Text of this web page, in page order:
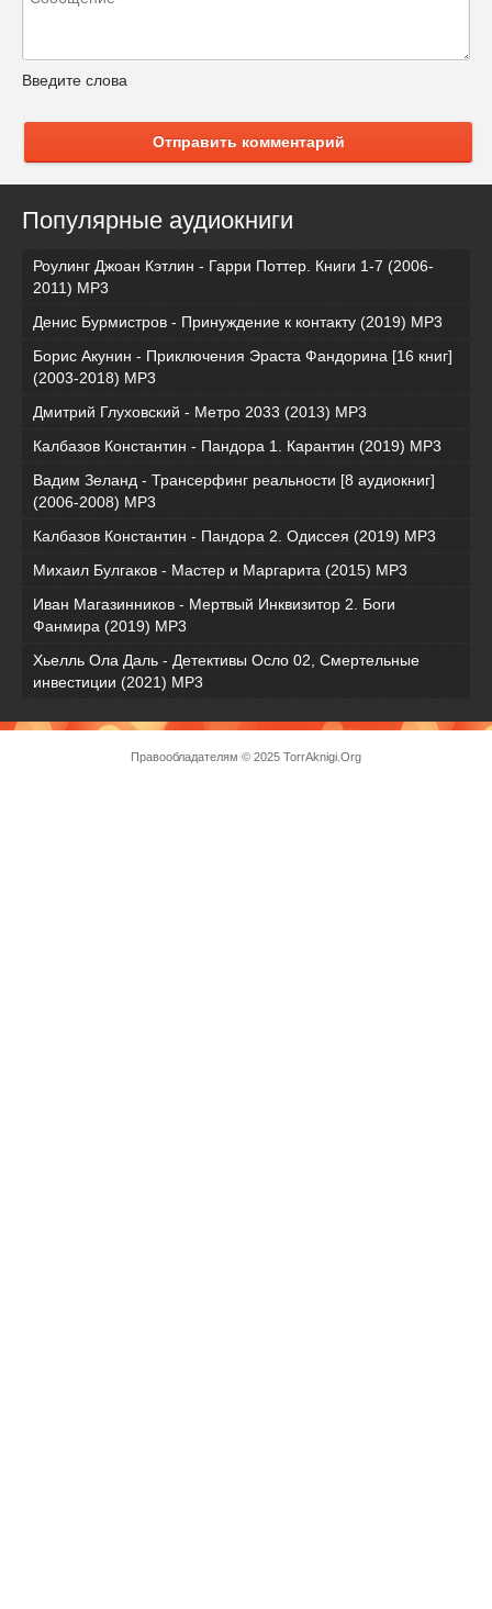
Введите слова
Отправить комментарий
Популярные аудиокниги
Роулинг Джоан Кэтлин - Гарри Поттер. Книги 1-7 (2006-
2011) MP3
Денис Бурмистров - Принуждение к контакту (2019) MP3
Борис Акунин - Приключения Эраста Фандорина [16 книг]
(2003-2018) МР3
Дмитрий Глуховский - Метро 2033 (2013) MP3
Калбазов Константин - Пандора 1. Карантин (2019) MP3
Вадим Зеланд - Трансерфинг реальности [8 аудиокниг]
(2006-2008) MP3
Калбазов Константин - Пандора 2. Одиссея (2019) MP3
Михаил Булгаков - Мастер и Маргарита (2015) MP3
Иван Магазинников - Мертвый Инквизитор 2. Боги
Фанмира (2019) MP3
Хьелль Ола Даль - Детективы Осло 02, Смертельные
инвестиции (2021) МР3
Правообладателям © 2025 TorrAknigi.Org